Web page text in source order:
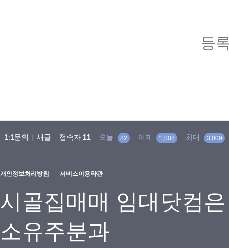
등
1:1문의 새글 접속자 11 오늘 82 어제 1,008 최대 3,009
개인정보처리방침 서비스이용약관
시골집매매 임대닷컴
소유주분과